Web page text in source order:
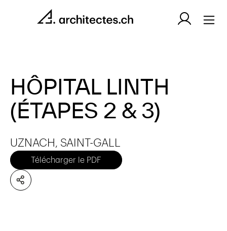
HÔPITAL LINTH
(ÉTAPES 2 & 3)
UZNACH, SAINT-GALL
Télécharger le PDF